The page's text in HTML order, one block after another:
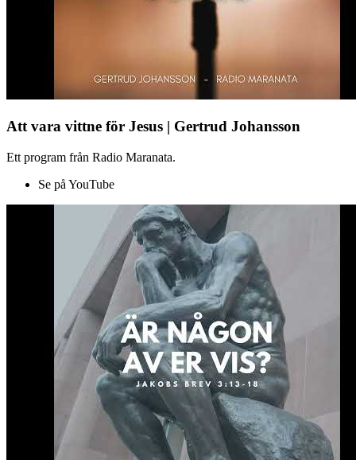
Att vara vittne för Jesus | Gertrud Johansson
Ett program från Radio Maranata.
Se på YouTube